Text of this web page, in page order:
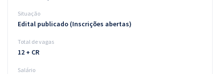
Conteúdo gratuito
Aprovados
Situação
Edital publicado (Inscrições abertas)
Total de vagas
12 + CR
Salário